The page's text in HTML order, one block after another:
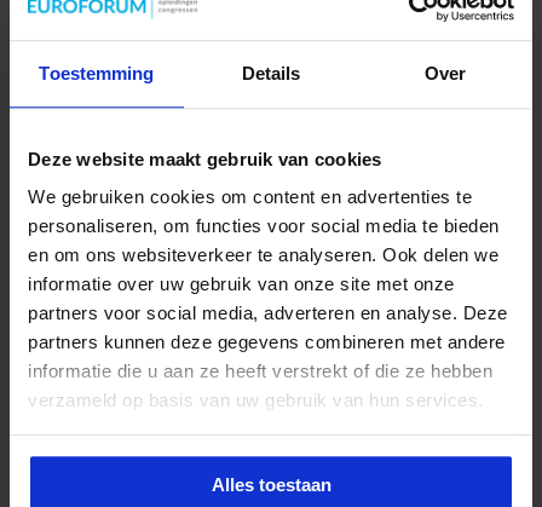
Toestemming Details Over
Deze website maakt gebruik van cookies
We gebruiken cookies om content en advertenties te
personaliseren, om functies voor social media te bieden
en om ons websiteverkeer te analyseren. Ook delen we
informatie over uw gebruik van onze site met onze
partners voor social media, adverteren en analyse. Deze
partners kunnen deze gegevens combineren met andere
informatie die u aan ze heeft verstrekt of die ze hebben
verzameld op basis van uw gebruik van hun services.
Alles toestaan
Van onzeker naar zelfverzekerd: vaardigheden die je
5 manieren waarop AI je productiever maakt op het
Hoe blijf je als management assistant
ambitieus zonder jezelf voorbij te lopen?
De nieuwe generatie management assistants is niet minder ambitieus.
Ze zijn klaar met het idee …
3 Reacties
blog.secretary.nl